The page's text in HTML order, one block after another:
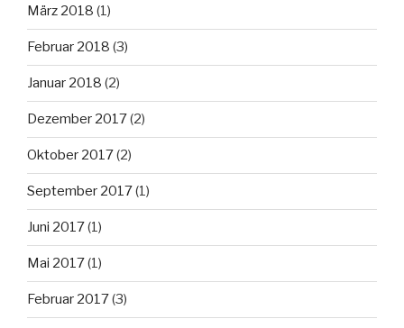
März 2018 (1)
Februar 2018 (3)
Januar 2018 (2)
Dezember 2017(2)
Oktober 2017(2)
September 2017(1)
Juni 2017(1)
Mai 2017(1)
Februar 2017(3)